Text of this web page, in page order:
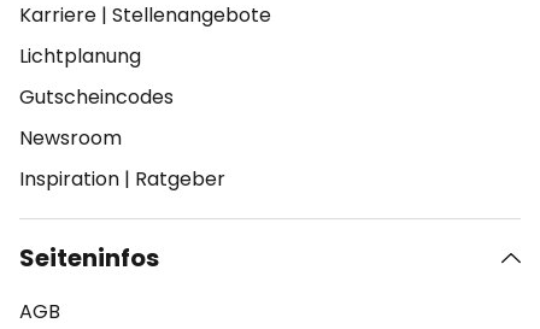
Karriere | Stellenangebote
Lichtplanung
Gutscheincodes
Newsroom
Inspiration | Ratgeber
Seiteninfos
AGB